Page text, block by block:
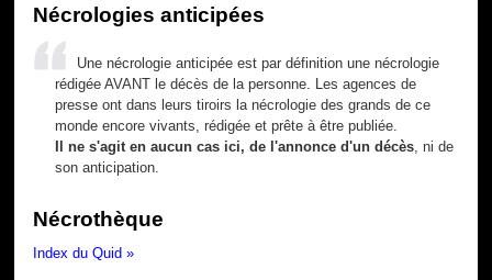
Nécrologies anticipées
Une nécrologie anticipée est par définition une nécrologie
rédigée AVANT le décès de la personne. Les agences de
presse ont dans leurs tiroirs la nécrologie des grands de ce
monde encore vivants, rédigée et prête à être publiée.
Il ne s'agit en aucun cas ici, de l'annonce d'un décès , ni de
son anticipation.
Nécrothèque
Index du Quid »